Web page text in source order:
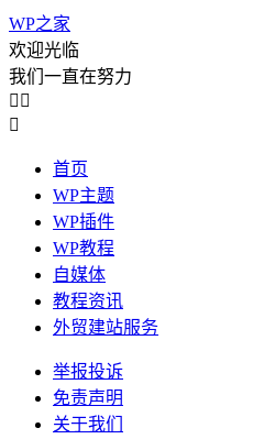
WP之家
欢迎光临
我们一直在努力
 

首页
WP主题
WP插件
WP教程
自媒体
教程资讯
外贸建站服务
举报投诉
免责声明
关于我们